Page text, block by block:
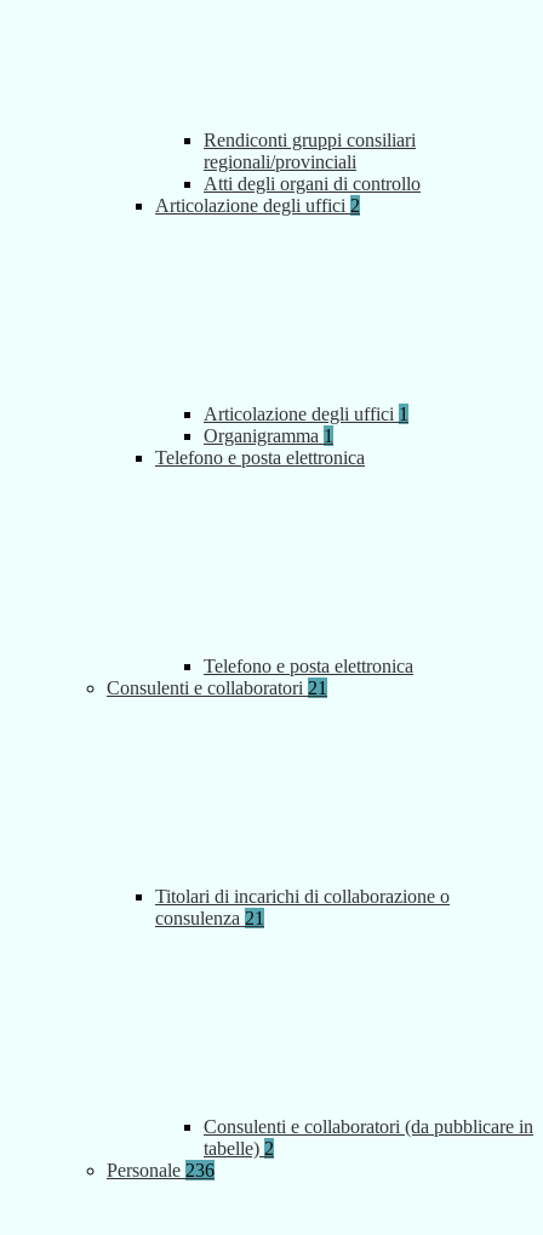
Rendiconti gruppi consiliari
regionali/provinciali
Atti degli organi di controllo
Articolazione degli uffici 2
Articolazione degli uffici 1
Organigramma 1
Telefono e posta elettronica
Telefono e posta elettronica
Consulenti e collaboratori 21
Titolari di incarichi di collaborazione o
consulenza 21
Consulenti e collaboratori (da pubblicare in
tabelle) 2
Personale 236